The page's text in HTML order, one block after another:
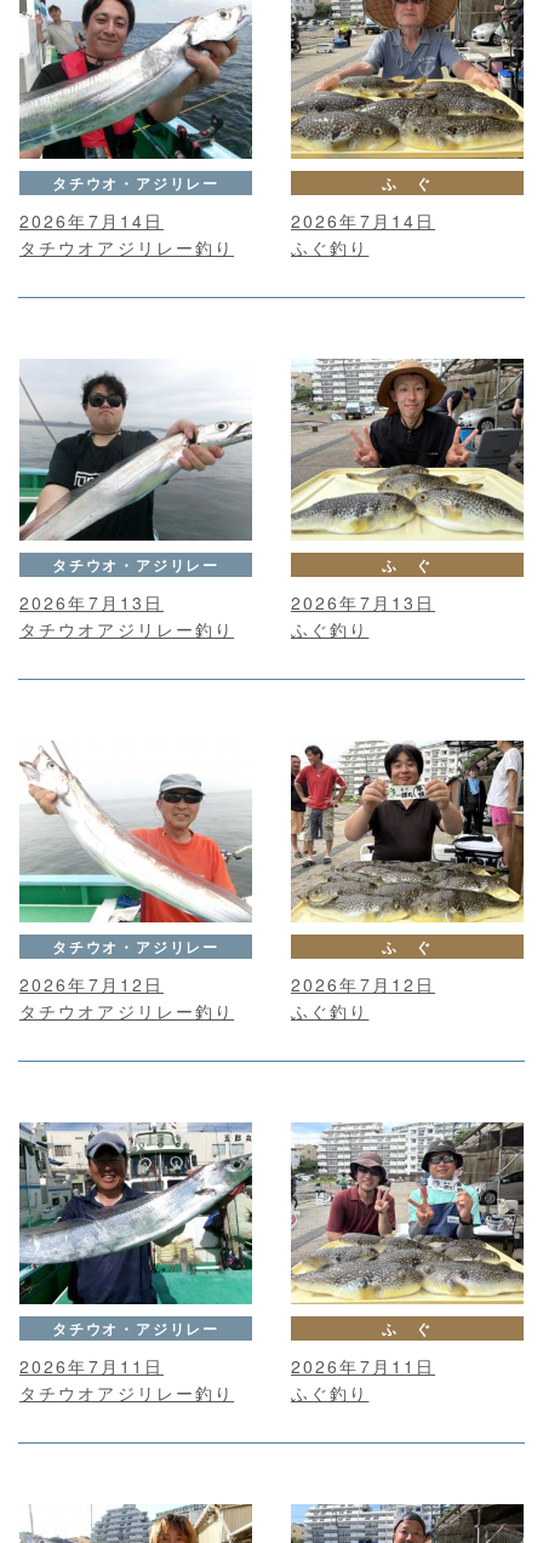
タチウオ・アジリレー
2026年7月14日
タチウオアジリレー釣り
ふ ぐ
2026年7月14日
ふぐ釣り
タチウオ・アジリレー
2026年7月13日
タチウオアジリレー釣り
ふ ぐ
2026年7月13日
ふぐ釣り
タチウオ・アジリレー
2026年7月12日
タチウオアジリレー釣り
ふ ぐ
2026年7月12日
ふぐ釣り
タチウオ・アジリレー
2026年7月11日
タチウオアジリレー釣り
ふ ぐ
2026年7月11日
ふぐ釣り